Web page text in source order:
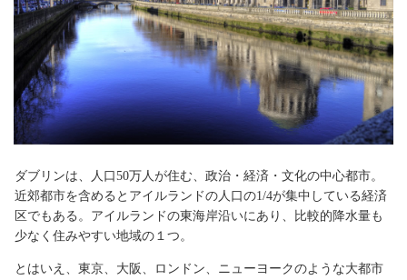
ダブリンは、人口50万人が住む、政治・経済・文化の中心都市。
近郊都市を含めるとアイルランドの人口の1/4が集中している経済
区でもある。アイルランドの東海岸沿いにあり、比較的降水量も
少なく住みやすい地域の１つ。
とはいえ、東京、大阪、ロンドン、ニューヨークのような大都市